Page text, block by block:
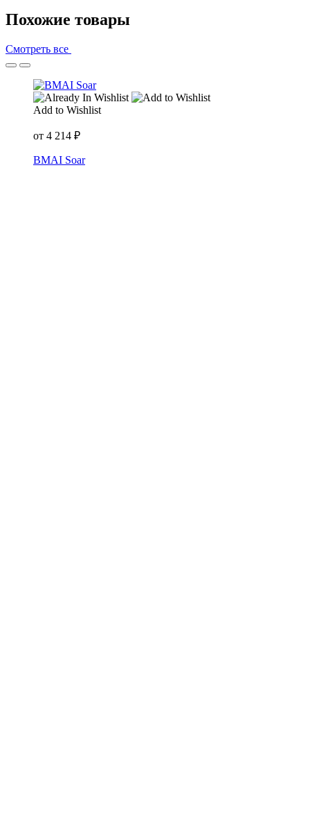
Похожие товары
Смотреть все
Add to Wishlist
от 4 214 ₽
BMAI Soar